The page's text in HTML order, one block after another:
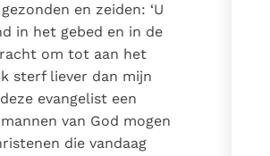
en zeiden: ‘U
in het gebed en in de
om tot aan het
sterf liever dan mijn
evangelist een
van God mogen
die vandaag